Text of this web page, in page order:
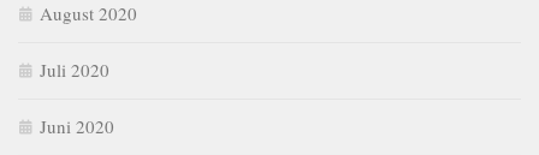
August 2020
Juli 2020
Juni 2020